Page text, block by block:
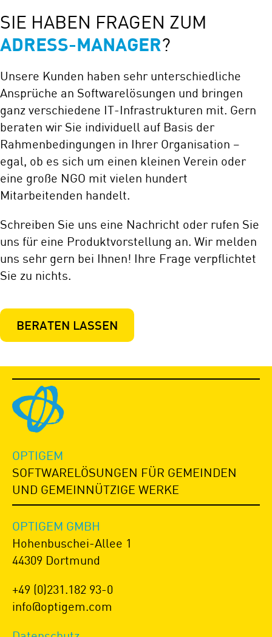
SIE HABEN FRAGEN ZUM
ADRESS-MANAGER?
Unsere Kunden haben sehr unterschiedliche
Ansprüche an Softwarelösungen und bringen
ganz verschiedene IT-Infrastrukturen mit. Gern
beraten wir Sie individuell auf Basis der
Rahmenbedingungen in Ihrer Organisation –
egal, ob es sich um einen kleinen Verein oder
eine große NGO mit vielen hundert
Mitarbeitenden handelt.
Schreiben Sie uns eine Nachricht oder rufen Sie
uns für eine Produktvorstellung an. Wir melden
uns sehr gern bei Ihnen! Ihre Frage verpflichtet
Sie zu nichts.
BERATEN LASSEN
OPTIGEM
SOFTWARELÖSUNGEN FÜR GEMEINDEN
UND GEMEINNÜTZIGE WERKE
OPTIGEM GMBH
Hohenbuschei-Allee 1
44309 Dortmund
+49 (0)231.182 93-0
info@optigem.com